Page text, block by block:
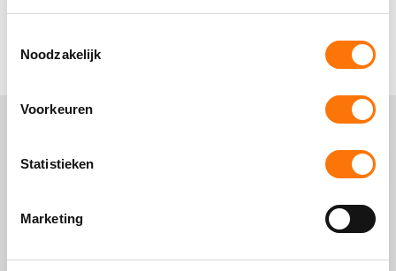
Noodzakelijk
Voorkeuren
Statistieken
Marketing